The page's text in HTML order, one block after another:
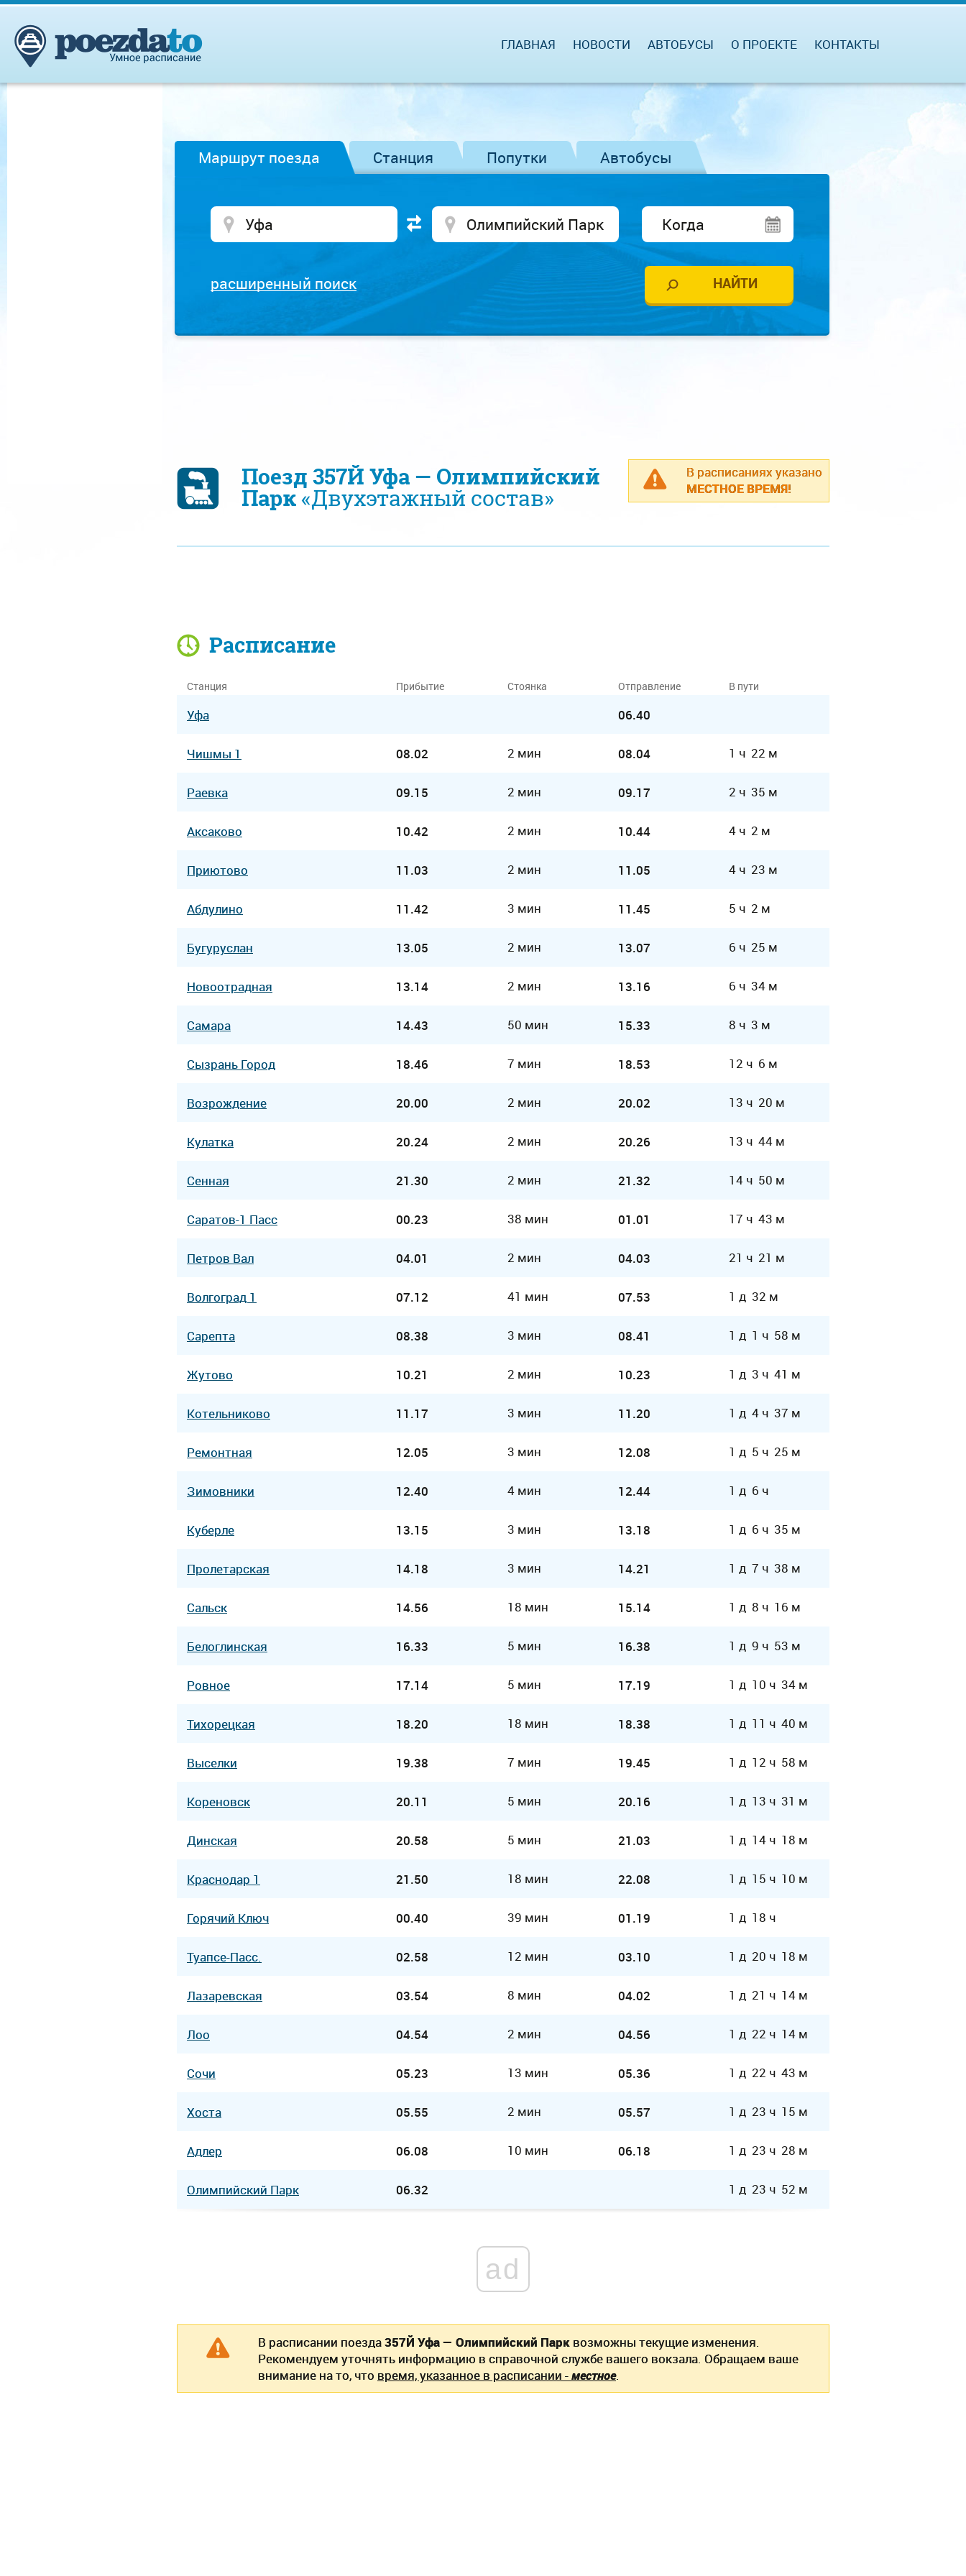
ГЛАВНАЯ НОВОСТИ АВТОБУСЫ О ПРОЕКТЕ КОНТАКТЫ
Маршрут поезда Станция Попутки Автобусы
расширенный поиск
В расписаниях указано
МЕСТНОЕ ВРЕМЯ!
Поезд 357Й Уфа — Олимпийский
Парк«Двухэтажный состав»
Расписание
Станция Прибытие Стоянка Отправление В пути
Уфа 06.40
Чишмы 1 08.02 2 мин 08.04 1 ч 22 м
Раевка 09.15 2 мин 09.17 2 ч 35 м
Аксаково 10.42 2 мин 10.44 4 ч 2 м
Приютово 11.03 2 мин 11.05 4 ч 23 м
Абдулино 11.42 3 мин 11.45 5 ч 2 м
Бугуруслан 13.05 2 мин 13.07 6 ч 25 м
Новоотрадная 13.14 2 мин 13.16 6 ч 34 м
Самара 14.43 50 мин 15.33 8 ч 3 м
Сызрань Город 18.46 7 мин 18.53 12 ч 6 м
Возрождение 20.00 2 мин 20.02 13 ч 20 м
Кулатка 20.24 2 мин 20.26 13 ч 44 м
Сенная 21.30 2 мин 21.32 14 ч 50 м
Саратов-1 Пасс 00.23 38 мин 01.01 17 ч 43 м
Петров Вал 04.01 2 мин 04.03 21 ч 21 м
Волгоград 1 07.12 41 мин 07.53 1 д 32 м
Сарепта 08.38 3 мин 08.41 1 д 1 ч 58 м
Жутово 10.21 2 мин 10.23 1 д 3 ч 41 м
Котельниково 11.17 3 мин 11.20 1 д 4 ч 37 м
Ремонтная 12.05 3 мин 12.08 1 д 5 ч 25 м
Зимовники 12.40 4 мин 12.44 1 д 6 ч
Куберле 13.15 3 мин 13.18 1 д 6 ч 35 м
Пролетарская 14.18 3 мин 14.21 1 д 7 ч 38 м
Сальск 14.56 18 мин 15.14 1 д 8 ч 16 м
Белоглинская 16.33 5 мин 16.38 1 д 9 ч 53 м
Ровное 17.14 5 мин 17.19 1 д 10 ч 34 м
Тихорецкая 18.20 18 мин 18.38 1 д 11 ч 40 м
Выселки 19.38 7 мин 19.45 1 д 12 ч 58 м
Кореновск 20.11 5 мин 20.16 1 д 13 ч 31 м
Динская 20.58 5 мин 21.03 1 д 14 ч 18 м
Краснодар 1 21.50 18 мин 22.08 1 д 15 ч 10 м
Горячий Ключ 00.40 39 мин 01.19 1 д 18 ч
Туапсе-Пасс. 02.58 12 мин 03.10 1 д 20 ч 18 м
Лазаревская 03.54 8 мин 04.02 1 д 21 ч 14 м
Лоо 04.54 2 мин 04.56 1 д 22 ч 14 м
Сочи 05.23 13 мин 05.36 1 д 22 ч 43 м
Хоста 05.55 2 мин 05.57 1 д 23 ч 15 м
Адлер 06.08 10 мин 06.18 1 д 23 ч 28 м
Олимпийский Парк 06.32 1 д 23 ч 52 м
ad
В расписании поезда357Й Уфа — Олимпийский Парк возможны текущие изменения.
Рекомендуем уточнять информацию в справочной службе вашего вокзала. Обращаем ваше
внимание на то, что время, указанное в расписании -местное.